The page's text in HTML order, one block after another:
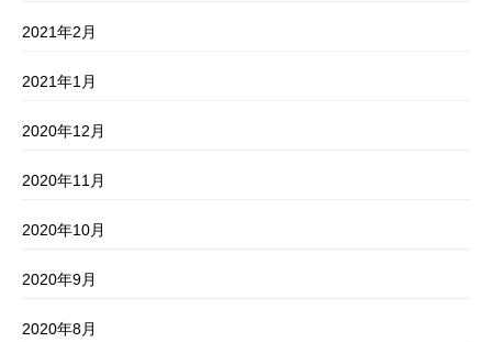
2021年2月
2021年1月
2020年12月
2020年11月
2020年10月
2020年9月
2020年8月